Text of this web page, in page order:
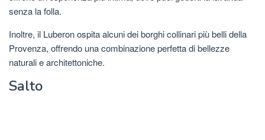
senza la folla.
Inoltre, il Luberon ospita alcuni dei borghi collinari più belli della
Provenza, offrendo una combinazione perfetta di bellezze
naturali e architettoniche.
Salto